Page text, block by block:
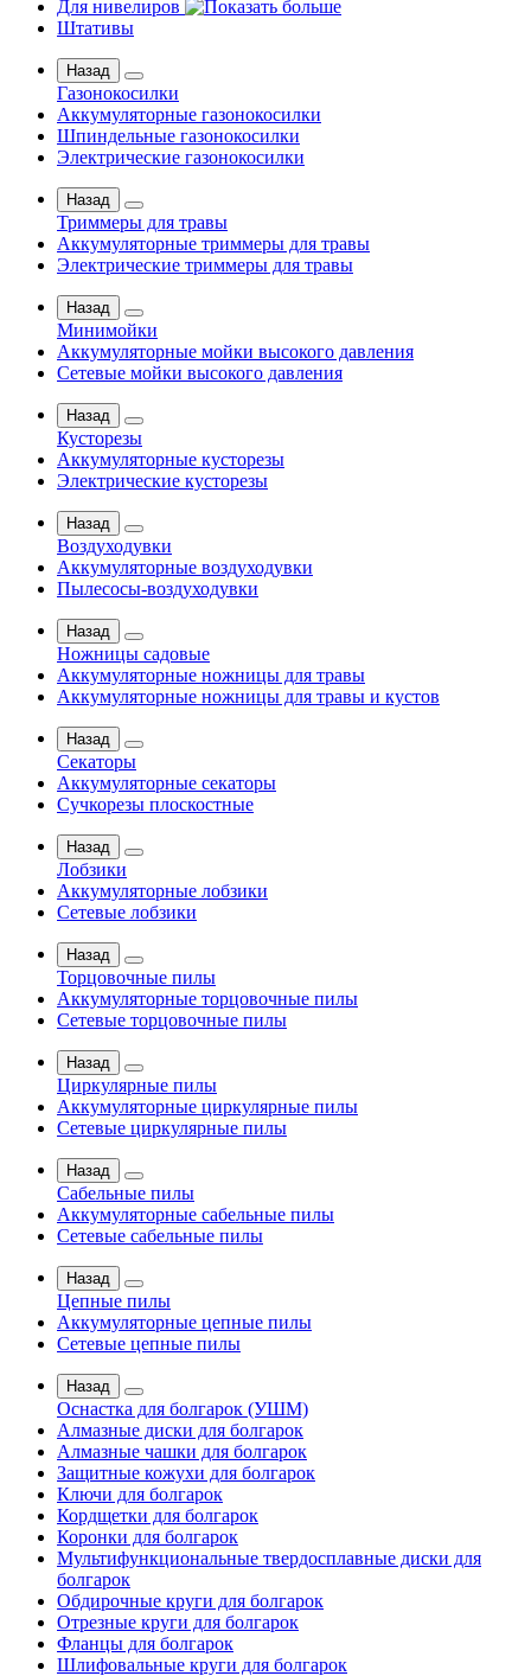
Для нивелиров
Штативы
Назад
Газонокосилки
Аккумуляторные газонокосилки
Шпиндельные газонокосилки
Электрические газонокосилки
Назад
Триммеры для травы
Аккумуляторные триммеры для травы
Электрические триммеры для травы
Назад
Минимойки
Аккумуляторные мойки высокого давления
Сетевые мойки высокого давления
Назад
Кусторезы
Аккумуляторные кусторезы
Электрические кусторезы
Назад
Воздуходувки
Аккумуляторные воздуходувки
Пылесосы-воздуходувки
Назад
Ножницы садовые
Аккумуляторные ножницы для травы
Аккумуляторные ножницы для травы и кустов
Назад
Секаторы
Аккумуляторные секаторы
Сучкорезы плоскостные
Назад
Лобзики
Аккумуляторные лобзики
Сетевые лобзики
Назад
Торцовочные пилы
Аккумуляторные торцовочные пилы
Сетевые торцовочные пилы
Назад
Циркулярные пилы
Аккумуляторные циркулярные пилы
Сетевые циркулярные пилы
Назад
Сабельные пилы
Аккумуляторные сабельные пилы
Сетевые сабельные пилы
Назад
Цепные пилы
Аккумуляторные цепные пилы
Сетевые цепные пилы
Назад
Оснастка для болгарок (УШМ)
Алмазные диски для болгарок
Алмазные чашки для болгарок
Защитные кожухи для болгарок
Ключи для болгарок
Кордщетки для болгарок
Коронки для болгарок
Мультифункциональные твердосплавные диски для
болгарок
Обдирочные круги для болгарок
Отрезные круги для болгарок
Фланцы для болгарок
Шлифовальные круги для болгарок